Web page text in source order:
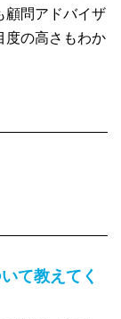
顧問アドバイザ
度の高さもわか
て教えてく